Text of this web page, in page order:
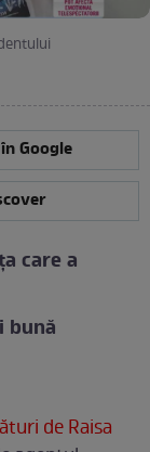
Google
care a
bună
de Raisa